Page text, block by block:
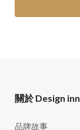
關於 Design inn
品牌故事